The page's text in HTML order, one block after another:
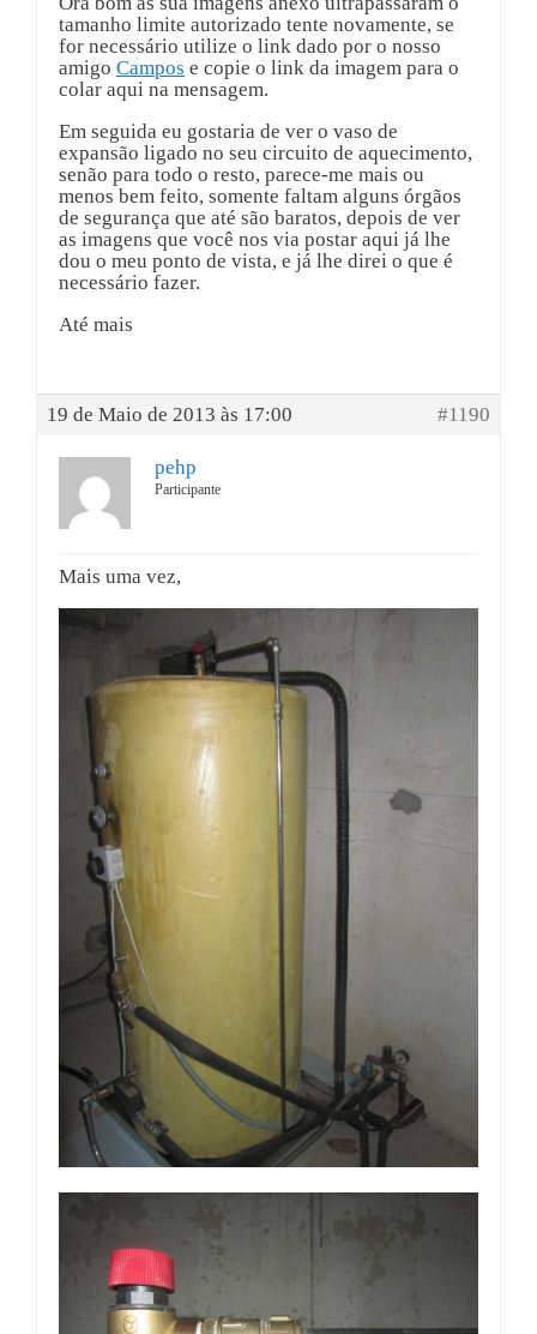
tamanho limite autorizado tente novamente, se
for necessário utilize o link dado por o nosso
amigo Campos e copie o link da imagem para o
colar aqui na mensagem.
Em seguida eu gostaria de ver o vaso de
expansão ligado no seu circuito de aquecimento,
senão para todo o resto, parece-me mais ou
menos bem feito, somente faltam alguns órgãos
de segurança que até são baratos, depois de ver
as imagens que você nos via postar aqui já lhe
dou o meu ponto de vista, e já lhe direi o que é
necessário fazer.
Até mais
19 de Maio de 2013 às 17:00 #1190
pehp
Participante
Mais uma vez,